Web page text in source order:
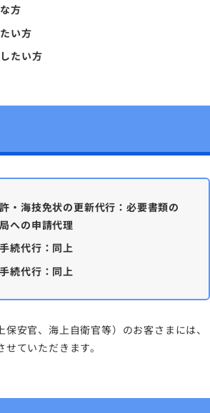
方
い方
たい方
・海技免状の更新代行：必要書類の
への申請代理
続代行：同上
続代行：同上
安官、海上自衛官等）のお客さまには、
ていただきます。